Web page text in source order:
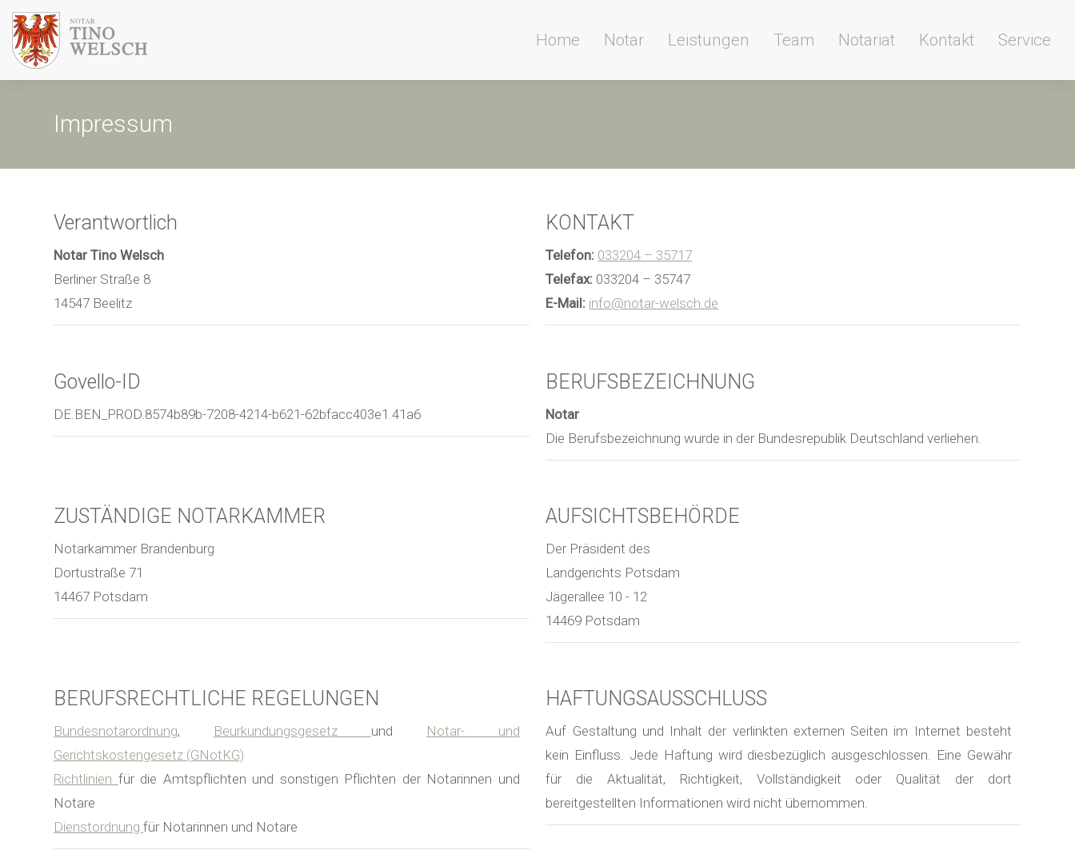
Home Notar Leistungen Team Notariat Kontakt Service
Impressum
Verantwortlich
Notar Tino Welsch
Berliner Straße 8
14547 Beelitz
KONTAKT
Telefon: 033204 – 35717
Telefax: 033204 – 35747
E-Mail: info@notar-welsch.de
Govello-ID
DE.BEN_PROD.8574b89b-7208-4214-b621-62bfacc403e1.41a6
BERUFSBEZEICHNUNG
Notar
Die Berufsbezeichnung wurde in der Bundesrepublik Deutschland verliehen.
ZUSTÄNDIGE NOTARKAMMER
Notarkammer Brandenburg
Dortustraße 71
14467 Potsdam
AUFSICHTSBEHÖRDE
Der Präsident des
Landgerichts Potsdam
Jägerallee 10 - 12
14469 Potsdam
BERUFSRECHTLICHE REGELUNGEN
Bundesnotarordnung, Beurkundungsgesetz und
Notar- und
Gerichtskostengesetz (GNotKG)
Richtlinien für die Amtspflichten und sonstigen Pflichten der Notarinnen und
Notare
Dienstordnungfür Notarinnen und Notare
HAFTUNGSAUSSCHLUSS
Auf Gestaltung und Inhalt der verlinkten externen Seiten im Internet besteht
kein Einfluss. Jede Haftung wird diesbezüglich ausgeschlossen. Eine Gewähr
für die Aktualität, Richtigkeit, Vollständigkeit oder Qualität der dort
bereitgestellten Informationen wird nicht übernommen.